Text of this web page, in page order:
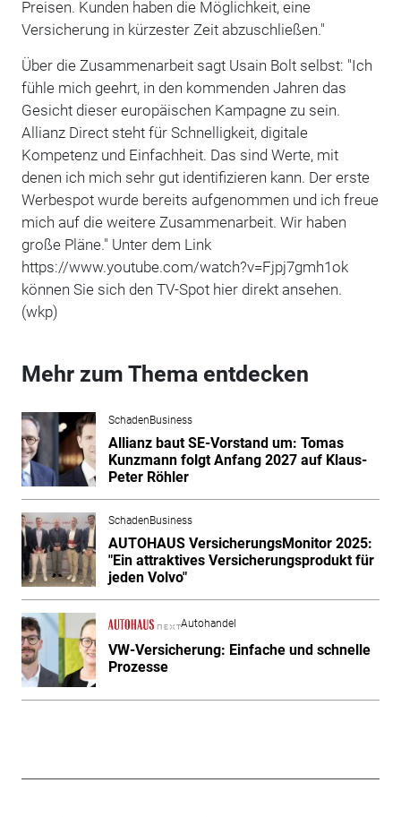
Preisen. Kunden haben die Möglichkeit, eine
Versicherung in kürzester Zeit abzuschließen."
Über die Zusammenarbeit sagt Usain Bolt selbst: "Ich
fühle mich geehrt, in den kommenden Jahren das
Gesicht dieser europäischen Kampagne zu sein.
Allianz Direct steht für Schnelligkeit, digitale
Kompetenz und Einfachheit. Das sind Werte, mit
denen ich mich sehr gut identifizieren kann. Der erste
Werbespot wurde bereits aufgenommen und ich freue
mich auf die weitere Zusammenarbeit. Wir haben
große Pläne." Unter dem Link
https://www.youtube.com/watch?v=Fjpj7gmh1ok
können Sie sich den TV-Spot hier direkt ansehen.
(wkp)
Mehr zum Thema entdecken
SchadenBusiness
Allianz baut SE-Vorstand um: Tomas
Kunzmann folgt Anfang 2027 auf Klaus-
Peter Röhler
SchadenBusiness
AUTOHAUS VersicherungsMonitor 2025:
"Ein attraktives Versicherungsprodukt für
jeden Volvo"
Autohandel
VW-Versicherung: Einfache und schnelle
Prozesse